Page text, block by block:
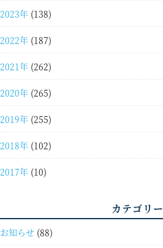
2023年 (138)
2022年 (187)
2021年 (262)
2020年 (265)
2019年 (255)
2018年 (102)
2017年 (10)
カテゴリー
お知らせ (88)